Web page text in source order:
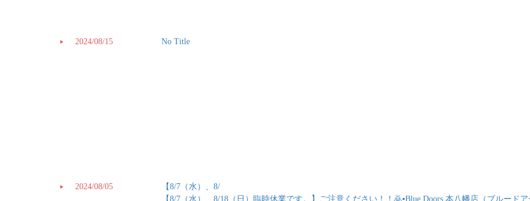
2024/08/15 No Title
2024/08/05
【8/7（水）、8/
【8/7（水）、8/18（日）臨時休業です。】ご注意ください！！🙇▪️Blue Doors 本八幡店（ブルードア